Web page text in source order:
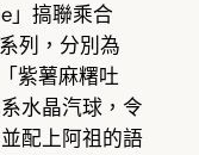
」搞聯乘合
列，分別為
紫薯麻糬吐
水晶汽球，令
配上阿祖的語